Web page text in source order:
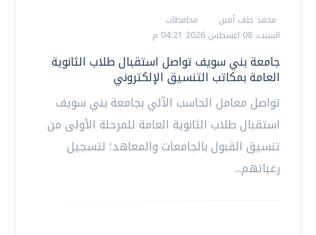
محمد خلف أمين
محافظات
السبت، 08 اغسطس 2026 04:21 م
جامعة بني سويف تواصل استقبال طلاب الثانوية
العامة بمكاتب التنسيق الإلكتروني
تواصل معامل الحاسب الآلي بجامعة بني سويف
استقبال طلاب الثانوية العامة للمرحلة الأولى من
تنسيق القبول بالجامعات والمعاهد؛ لتسجيل
رغباتهم...